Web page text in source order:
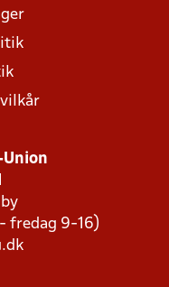
Union
fredag 9-16)